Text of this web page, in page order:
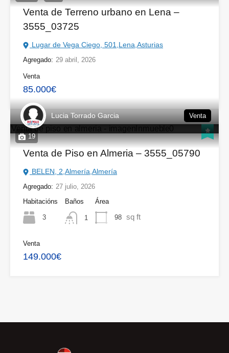
Venta de Terreno urbano en Lena –
3555_03725
Lugar de Vega Ciego, 501,Lena,Asturias
Agregado: 29 abril, 2026
Venta
85.000€
19
Lucia Torrado Garcia Venta
Venta de Piso en Almeria – 3555_05790
BELEN, 2,Almería,Almería
Agregado: 27 julio, 2026
Habitacións
3
Baños
1
Área
98 sq ft
Venta
149.000€